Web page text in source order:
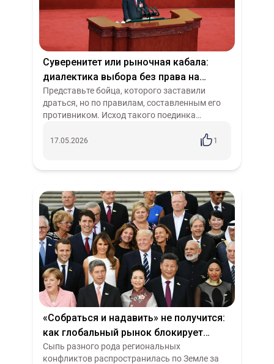
Суверенитет или рыночная кабала:
диалектика выбора без права на
ошибку
Представьте бойца, которого заставили
драться, но по правилам, составленным его
противником. Исход такого поединка
считывается, каждое разрешённое действие
17.05.2026 1
«Собраться и надавить» не получится:
как глобальный рынок блокирует
тотальный конфликт
Сыпь разного рода региональных
конфликтов распространилась по Земле за